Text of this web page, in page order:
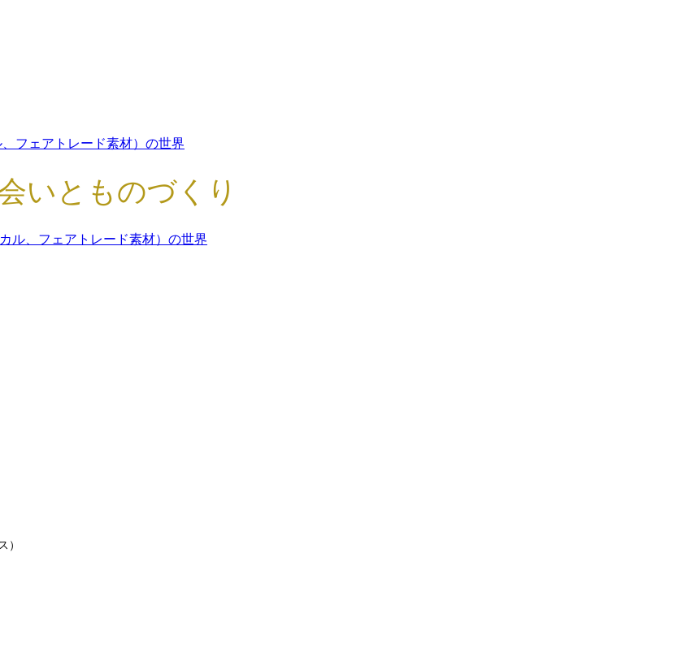
フェアトレード素材）の世界
いとものづくり
ル、フェアトレード素材）の世界